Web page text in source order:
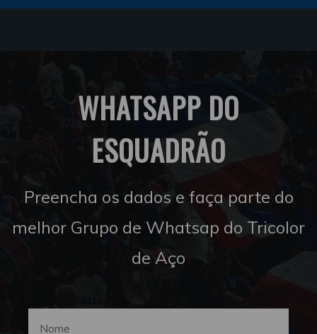
WHATSAPP DO
ESQUADRÃO
Preencha os dados e faça parte do
melhor Grupo de Whatsap do Tricolor
de Aço